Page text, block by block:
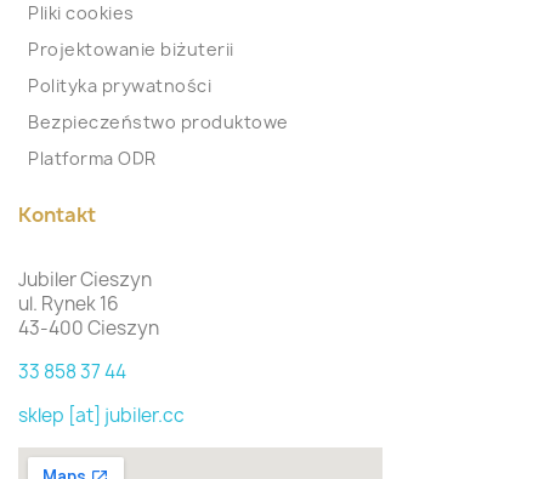
Pliki cookies
Projektowanie biżuterii
Polityka prywatności
Bezpieczeństwo produktowe
Platforma ODR
Kontakt
Jubiler Cieszyn
ul. Rynek 16
43-400 Cieszyn
33 858 37 44
sklep [at] jubiler.cc